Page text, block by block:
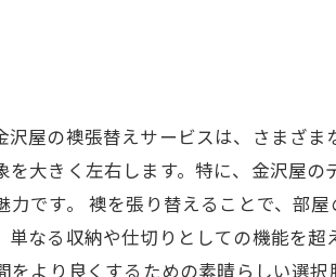
屋の襖張替えサービスは、さまざま
大きく左右します。特に、金沢屋
です。 襖を張り替えることで、部
なる収納や仕切りとしての機能を超
より良くするための素晴らしい選